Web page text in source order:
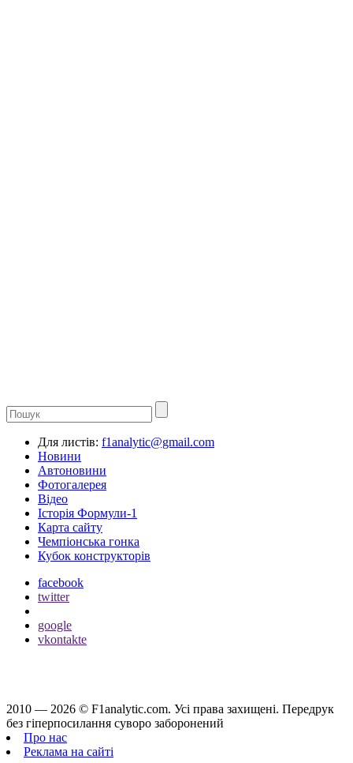
Для листів: f1analytic@gmail.com
Новини
Автоновини
Фотогалерея
Відео
Історія Формули-1
Карта сайту
Чемпіонська гонка
Кубок конструкторів
facebook
twitter
google
vkontakte
2010 — 2026 © F1analytic.com. Усi права захищенi. Передрук
без гіперпосилання суворо заборонений
Про нас
Реклама на сайті